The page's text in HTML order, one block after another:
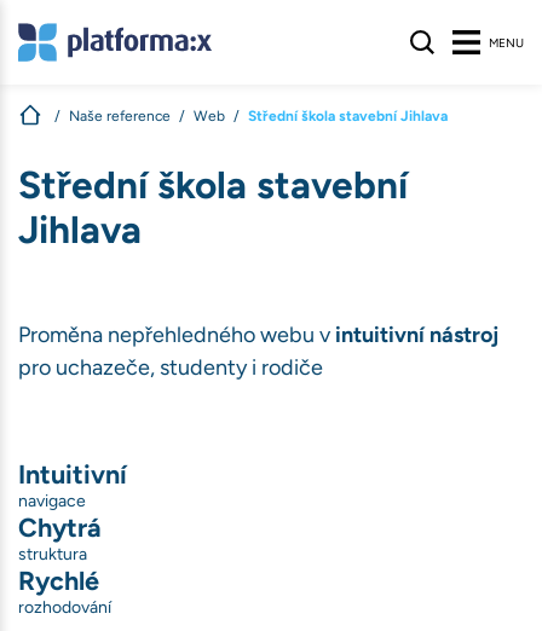
MENU
Naše reference Web Střední škola stavební Jihlava
Střední škola stavební
Jihlava
Proměna nepřehledného webu v intuitivní nástroj
pro uchazeče, studenty i rodiče
Intuitivní
navigace
Chytrá
struktura
Rychlé
rozhodování
aby
volby